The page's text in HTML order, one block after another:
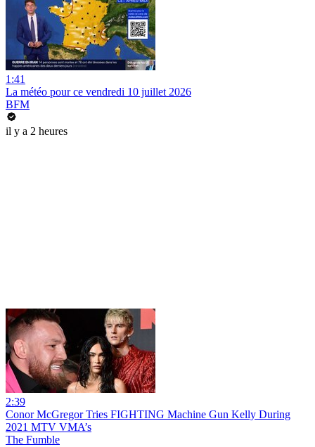
1:41
La météo pour ce vendredi 10 juillet 2026
BFM
il y a 2 heures
2:39
Conor McGregor Tries FIGHTING Machine Gun Kelly During
2021 MTV VMA’s
The Fumble